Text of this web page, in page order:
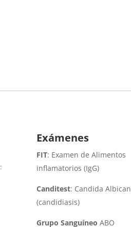
:
Exámenes
FIT: Examen de Alimentos
inflamatorios (IgG)
Canditest: Candida
(candidiasis)
Grupo Sanguíneo ABO